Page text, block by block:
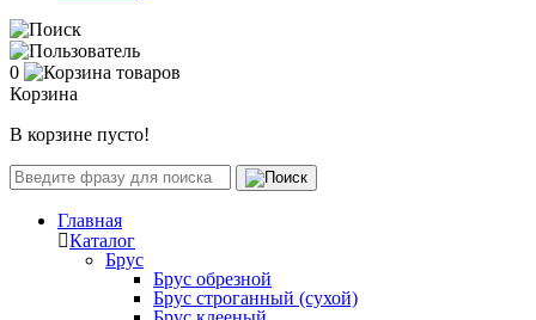
0
Корзина
В корзине пусто!
Главная
Каталог
Брус
Брус обрезной
Брус строганный (сухой)